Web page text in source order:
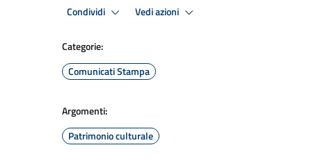
Condividi Vedi azioni
Categorie:
Comunicati Stampa
Argomenti:
Patrimonio culturale